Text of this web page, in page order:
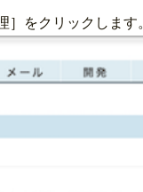
］をクリックします